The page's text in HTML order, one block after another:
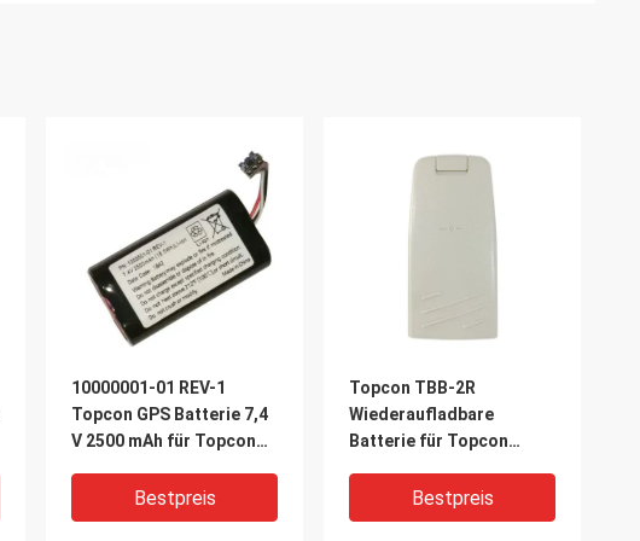
10000001-01 REV-1
Topcon GPS Batterie 7,4
V 2500 mAh für Topcon
Bestpreis
Topcon TBB-2R
Wiederaufladbare
Batterie für Topcon
102N GTS-102R
Bestpreis